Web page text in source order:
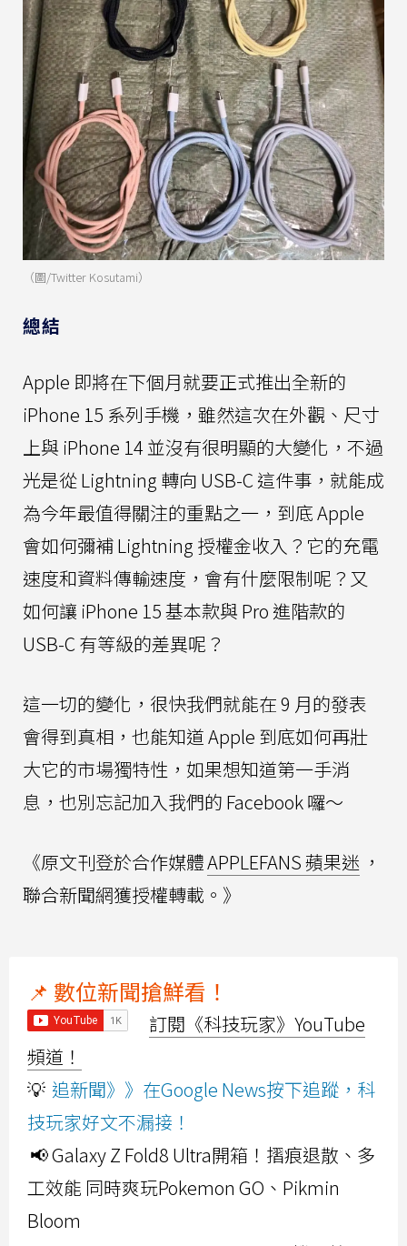
（圖/Twitter Kosutami）
總結
Apple 即將在下個月就要正式推出全新的
iPhone 15 系列手機，雖然這次在外觀、尺寸
上與 iPhone 14 並沒有很明顯的大變化，不過
光是從 Lightning 轉向 USB-C 這件事，就能成
為今年最值得關注的重點之一，到底 Apple
會如何彌補 Lightning 授權金收入？它的充電
速度和資料傳輸速度，會有什麼限制呢？又
如何讓 iPhone 15 基本款與 Pro 進階款的
USB-C 有等級的差異呢？
這一切的變化，很快我們就能在 9 月的發表
會得到真相，也能知道 Apple 到底如何再壯
大它的市場獨特性，如果想知道第一手消
息，也別忘記加入我們的 Facebook 囉～
《原文刊登於合作媒體APPLEFANS 蘋果迷 ，
聯合新聞網獲授權轉載。》
📌 數位新聞搶鮮看！
訂閱《科技玩家》YouTube
頻道！
💡 追新聞》》在Google News按下追蹤，科
技玩家好文不漏接！
📢 Galaxy Z Fold8 Ultra開箱！摺痕退散、多
工效能 同時爽玩Pokemon GO、Pikmin
Bloom